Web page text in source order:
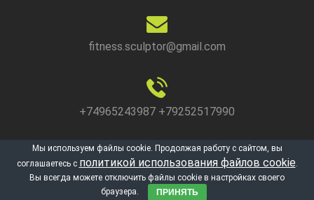
fitness.sculptor@gmail.com
+74965243987 +79252517990
Zerif Litedeveloped byThemeIsle
Мы используем файлы cookie. Продолжая работу с сайтом, вы
соглашаетесь с политикой использования файлов cookie.
Вы всегда можете отключить файлы cookie в настройках своего
браузера.
ПРИНЯТЬ